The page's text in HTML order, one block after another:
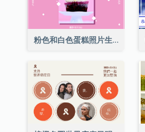
粉色和白色蛋糕照片生日明信片